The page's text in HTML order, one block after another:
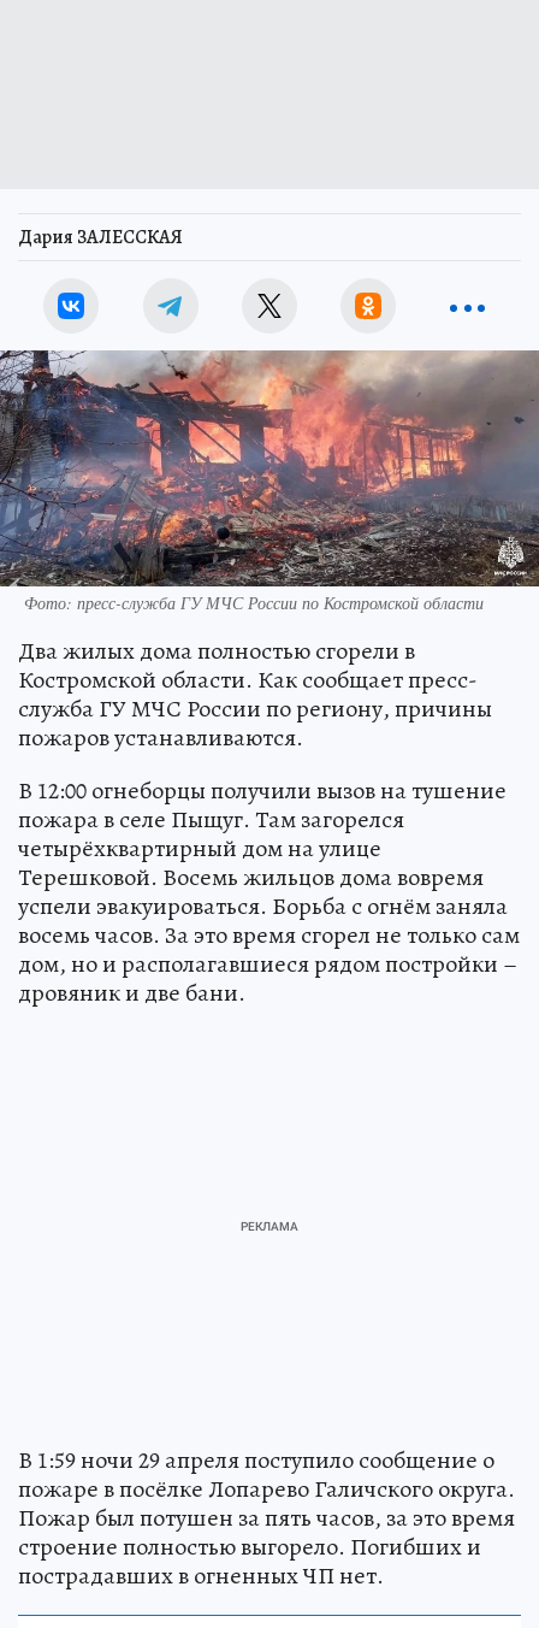
Дария ЗАЛЕССКАЯ
Фото: пресс-служба ГУ МЧС России по Костромской области
Два жилых дома полностью сгорели в
Костромской области. Как сообщает пресс-
служба ГУ МЧС России по региону, причины
пожаров устанавливаются.
В 12:00 огнеборцы получили вызов на тушение
пожара в селе Пыщуг. Там загорелся
четырёхквартирный дом на улице
Терешковой. Восемь жильцов дома вовремя
успели эвакуироваться. Борьба с огнём заняла
восемь часов. За это время сгорел не только сам
дом, но и располагавшиеся рядом постройки –
дровяник и две бани.
В 1:59 ночи 29 апреля поступило сообщение о
пожаре в посёлке Лопарево Галичского округа.
Пожар был потушен за пять часов, за это время
строение полностью выгорело. Погибших и
пострадавших в огненных ЧП нет.